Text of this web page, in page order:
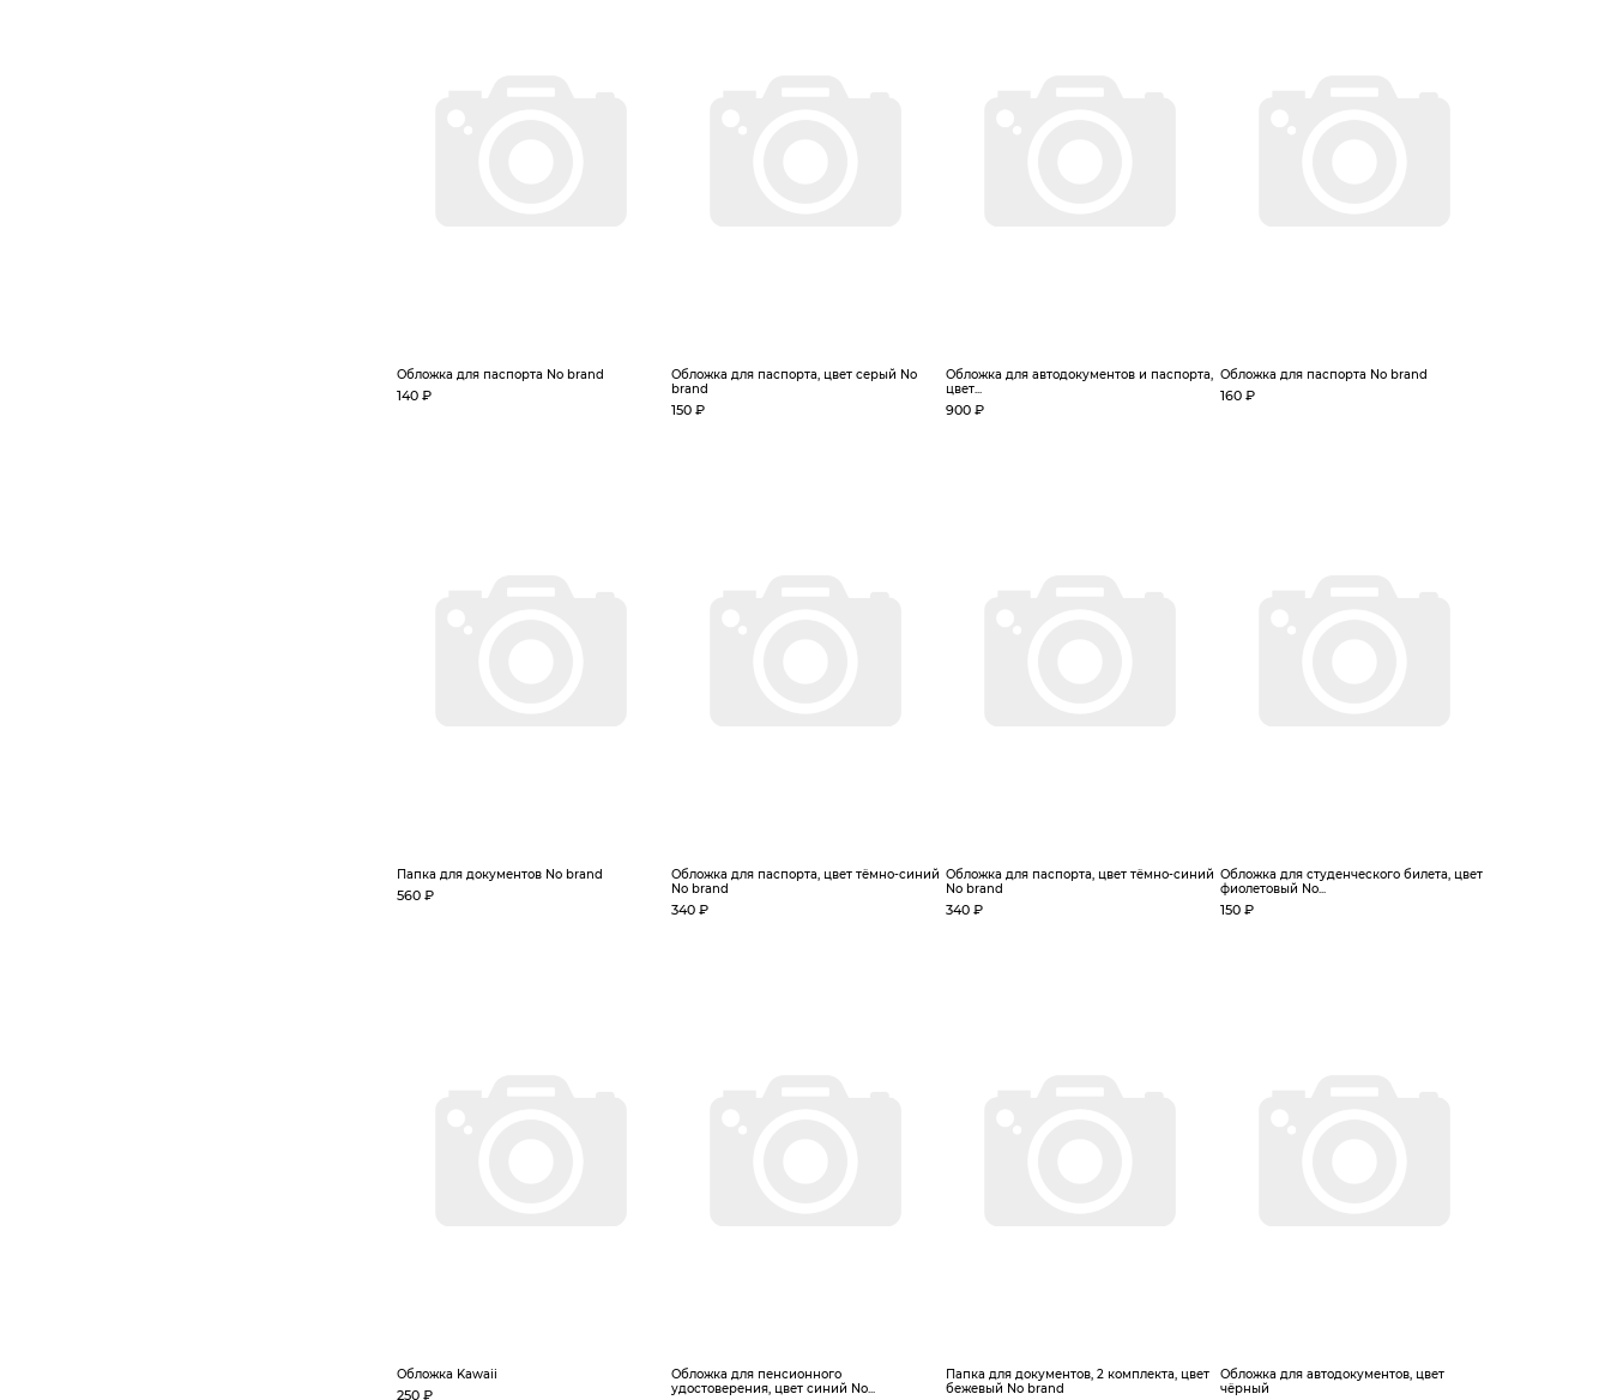
Обложка для паспорта No brand
140 ₽
Обложка для паспорта, цвет серый No
brand
150 ₽
Обложка для автодокументов и паспорта,
цвет...
900 ₽
Обложка для паспорта No brand
160 ₽
Папка для документов No brand
560 ₽
Обложка для паспорта, цвет тёмно-синий
No brand
340 ₽
Обложка для паспорта, цвет тёмно-синий
No brand
340 ₽
Обложка для студенческого билета, цвет
фиолетовый No...
150 ₽
Обложка Kawaii
250 ₽
Обложка для пенсионного
удостоверения, цвет синий No...
Папка для документов, 2 комплекта, цвет
бежевый No brand
Обложка для автодокументов, цвет
чёрный